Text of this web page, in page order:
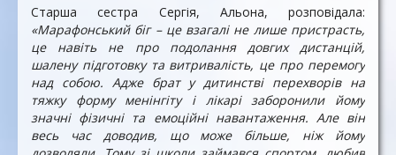
Старша сестра Сергія, Альона, розповідала:
«Марафонський біг – це взагалі не лише пристрасть,
це навіть не про подолання довгих дистанцій,
шалену підготовку та витривалість, це про перемогу
над собою. Адже брат у дитинстві перехворів на
тяжку форму менінгіту і лікарі заборонили йому
значні фізичні та емоційні навантаження. Але він
весь час доводив, що може більше, ніж йому